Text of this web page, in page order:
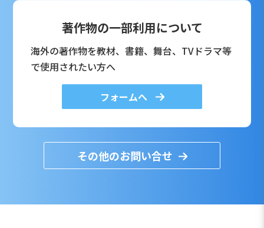
著作物の一部利用について
海外の著作物を教材、書籍、舞台、TVドラマ等
で使用されたい方へ
フォームへ
その他のお問い合せ